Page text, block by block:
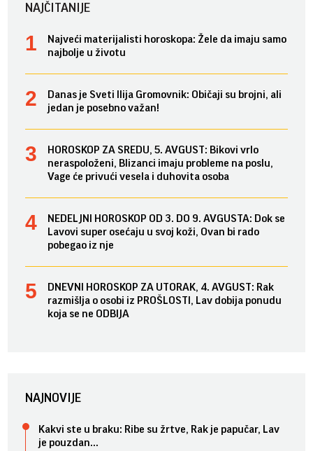
NAJČITANIJE
Najveći materijalisti horoskopa: Žele da imaju samo
najbolje u životu
Danas je Sveti Ilija Gromovnik: Običaji su brojni, ali
jedan je posebno važan!
HOROSKOP ZA SREDU, 5. AVGUST: Bikovi vrlo
neraspoloženi, Blizanci imaju probleme na poslu,
Vage će privući vesela i duhovita osoba
NEDELJNI HOROSKOP OD 3. DO 9. AVGUSTA: Dok se
Lavovi super osećaju u svoj koži, Ovan bi rado
pobegao iz nje
DNEVNI HOROSKOP ZA UTORAK, 4. AVGUST: Rak
razmišlja o osobi iz PROŠLOSTI, Lav dobija ponudu
koja se ne ODBIJA
NAJNOVIJE
Kakvi ste u braku: Ribe su žrtve, Rak je papučar, Lav
je pouzdan...